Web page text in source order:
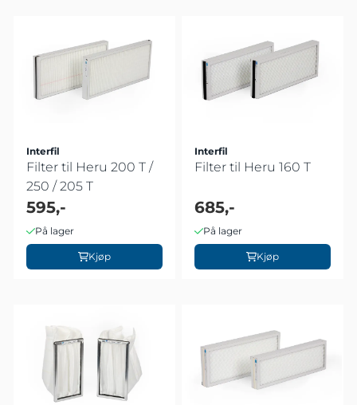
Interfil
Filter til Heru 200 T /
250 / 205 T
595,-
På lager
Kjøp
Interfil
Filter til Heru 160 T
685,-
På lager
Kjøp